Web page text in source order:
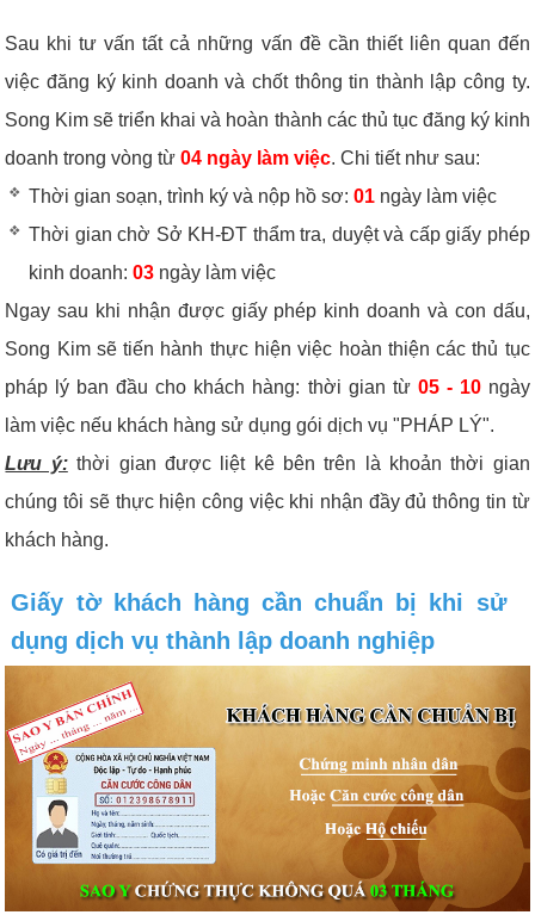
Sau khi tư vấn tất cả những vấn đề cần thiết liên quan đến
việc đăng ký kinh doanh và chốt thông tin thành lập công ty.
Song Kim sẽ triển khai và hoàn thành các thủ tục đăng ký kinh
doanh trong vòng từ04 ngày làm việc. Chi tiết như sau:
Thời gian soạn, trình ký và nộp hồ sơ:01 ngày làm việc
Thời gian chờ Sở KH-ĐT thẩm tra, duyệt và cấp giấy phép
kinh doanh:03 ngày làm việc
Ngay sau khi nhận được giấy phép kinh doanh và con dấu,
Song Kim sẽ tiến hành thực hiện việc hoàn thiện các thủ tục
pháp lý ban đầu cho khách hàng: thời gian từ 05 - 10 ngày
làm việc nếu khách hàng sử dụng gói dịch vụ "PHÁP LÝ".
Lưu ý:thời gian được liệt kê bên trên là khoản thời gian
chúng tôi sẽ thực hiện công việc khi nhận đầy đủ thông tin từ
khách hàng.
Giấy tờ khách hàng cần chuẩn bị khi sử
dụng dịch vụ thành lập doanh nghiệp